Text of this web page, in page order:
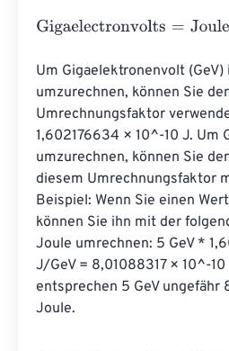
Gigaelectronvolts=Joules×
Um Gigaelektronenvolt (GeV)
umzurechnen, können Sie
Umrechnungsfaktor
1,602176634 × 10^-10 J. Um
umzurechnen, können Sie
diesem Umrechnungsfaktor
Beispiel: Wenn Sie einen
können Sie ihn mit der
Joule umrechnen: 5 GeV *
J/GeV = 8,01088317 × 10^-10
entsprechen 5 GeV ungefähr
Joule.